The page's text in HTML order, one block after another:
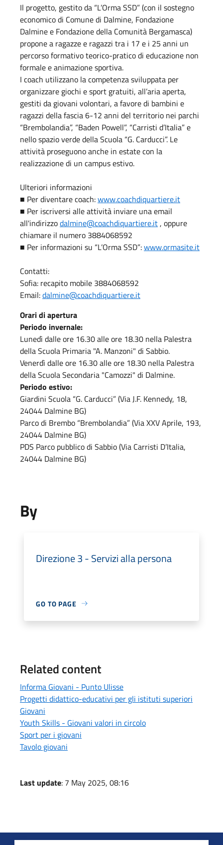
Il progetto, gestito da “L’Orma SSD” (con il sostegno
economico di Comune di Dalmine, Fondazione
Dalmine e Fondazione della Comunità Bergamasca)
propone a ragazze e ragazzi tra i 17 e i 25 anni un
percorso formativo teorico-pratico di educazione non
formale e animazione sportiva.
I coach utilizzano la competenza sviluppata per
organizzare giochi e sport gratuiti, all’aria aperta,
gestiti da giovani volontari, a favore di bambini e
ragazzi della fascia 6-12 anni del territorio nei parchi
“Brembolandia”, “Baden Powell”, “Carristi d’Italia” e
nello spazio verde della Scuola “G. Carducci”. Le
attività proseguono anche in estate con la
realizzazione di un campus estivo.
Ulteriori informazioni
■ Per diventare coach:www.coachdiquartiere.it
■ Per iscriversi alle attività inviare una email
all'indirizzodalmine@coachdiquartiere.it , oppure
chiamare il numero 3884068592
■ Per informazioni su “L’Orma SSD”:www.ormasite.it
Contatti:
Sofia: recapito mobile 3884068592
Email:dalmine@coachdiquartiere.it
Orari di apertura
Periodo invernale:
Lunedì dalle ore 16.30 alle ore 18.30 nella Palestra
della Scuola Primaria "A. Manzoni" di Sabbio.
Venerdì dalle ore 16.30 alle ore 18.30 nella Palestra
della Scuola Secondaria "Camozzi" di Dalmine.
Periodo estivo:
Giardini Scuola “G. Carducci” (Via J.F. Kennedy, 18,
24044 Dalmine BG)
Parco di Brembo “Brembolandia” (Via XXV Aprile, 193,
24044 Dalmine BG)
PDS Parco pubblico di Sabbio (Via Carristi D’Italia,
24044 Dalmine BG)
By
Direzione 3 - Servizi alla persona
GO TO PAGE
Related content
Informa Giovani - Punto Ulisse
Progetti didattico-educativi per gli istituti superiori
Giovani
Youth Skills - Giovani valori in circolo
Sport per i giovani
Tavolo giovani
Last update: 7 May 2025, 08:16